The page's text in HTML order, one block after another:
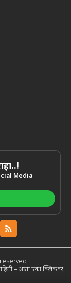
Media
माहिती – आता एका क्लिकवर.